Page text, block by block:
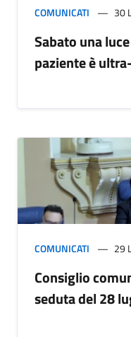
COMUNICATI 30
Sabato una
paziente è
COMUNICATI 29
Consiglio
seduta del 28